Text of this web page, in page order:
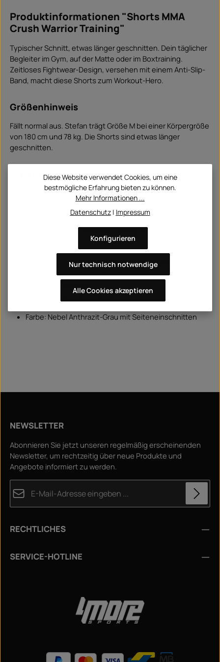
Produktinformationen "Shorts MMA
Crush Warrior Training"
Typischer Schnitt, etwas länger geschnitten. Dein täglicher
Begleiter im Gym, auf der Matte oder im Boxtraining.
Zeitloses Fightwear-Design, versehen mit einem Anti-Slip-
Band, macht diese Shorts zum Workout-Hero.
Größenhinweis
Fällt normal aus. Stefan trägt Größe M bei einer Körpergröße
von 180 cm und 78 kg. Die Shorts sind etwas länger
geschnitten.
Material
Polyester 90 Prozent, Elasthan 5 Prozent, Eyeletmesh 5
4-Way-Stretchstoff bietet Bewegungsfreiheit in alle
Anti-Slip-Band am Bund verhindert das Verrutschen
Kordelzug und Schnellverschluss sowie elastische
Beininneneinsätze für maximale Bewegungsfreiheit bei
MMA Dryfast-Druck Warrior
Farbe: Nebel Anthrazit-Grau mit Seiteneinschnitten
NEWSLETTER
Abonnieren Sie jetzt unseren regelmäßig erscheinenden
Newsletter, um rechtzeitig über neue Produkte und
Angebote informiert zu werden.
Ich habe dieDatenschutzbestimmungen
ihnen einverstanden.
Zeichen ein*
Die mit einem Stern (*) markierten Felder sind
RECHTLICHES
SERVICE-HOTLINE
Diese Website verwendet Cookies, um eine
bestmögliche Erfahrung bieten zu können.
Mehr Informationen ...
Datenschutz| Impressum
Nur technisch notwendige
Konfigurieren
Alle Cookies akzeptieren